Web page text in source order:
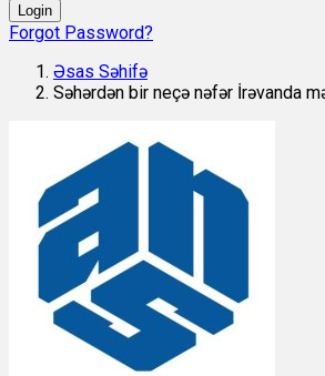
Login
Forgot Password?
Əsas Səhifə
Səhərdən bir neçə nəfər İrəvanda